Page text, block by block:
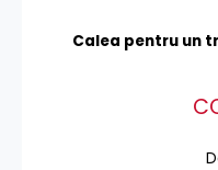
Calea pentru un